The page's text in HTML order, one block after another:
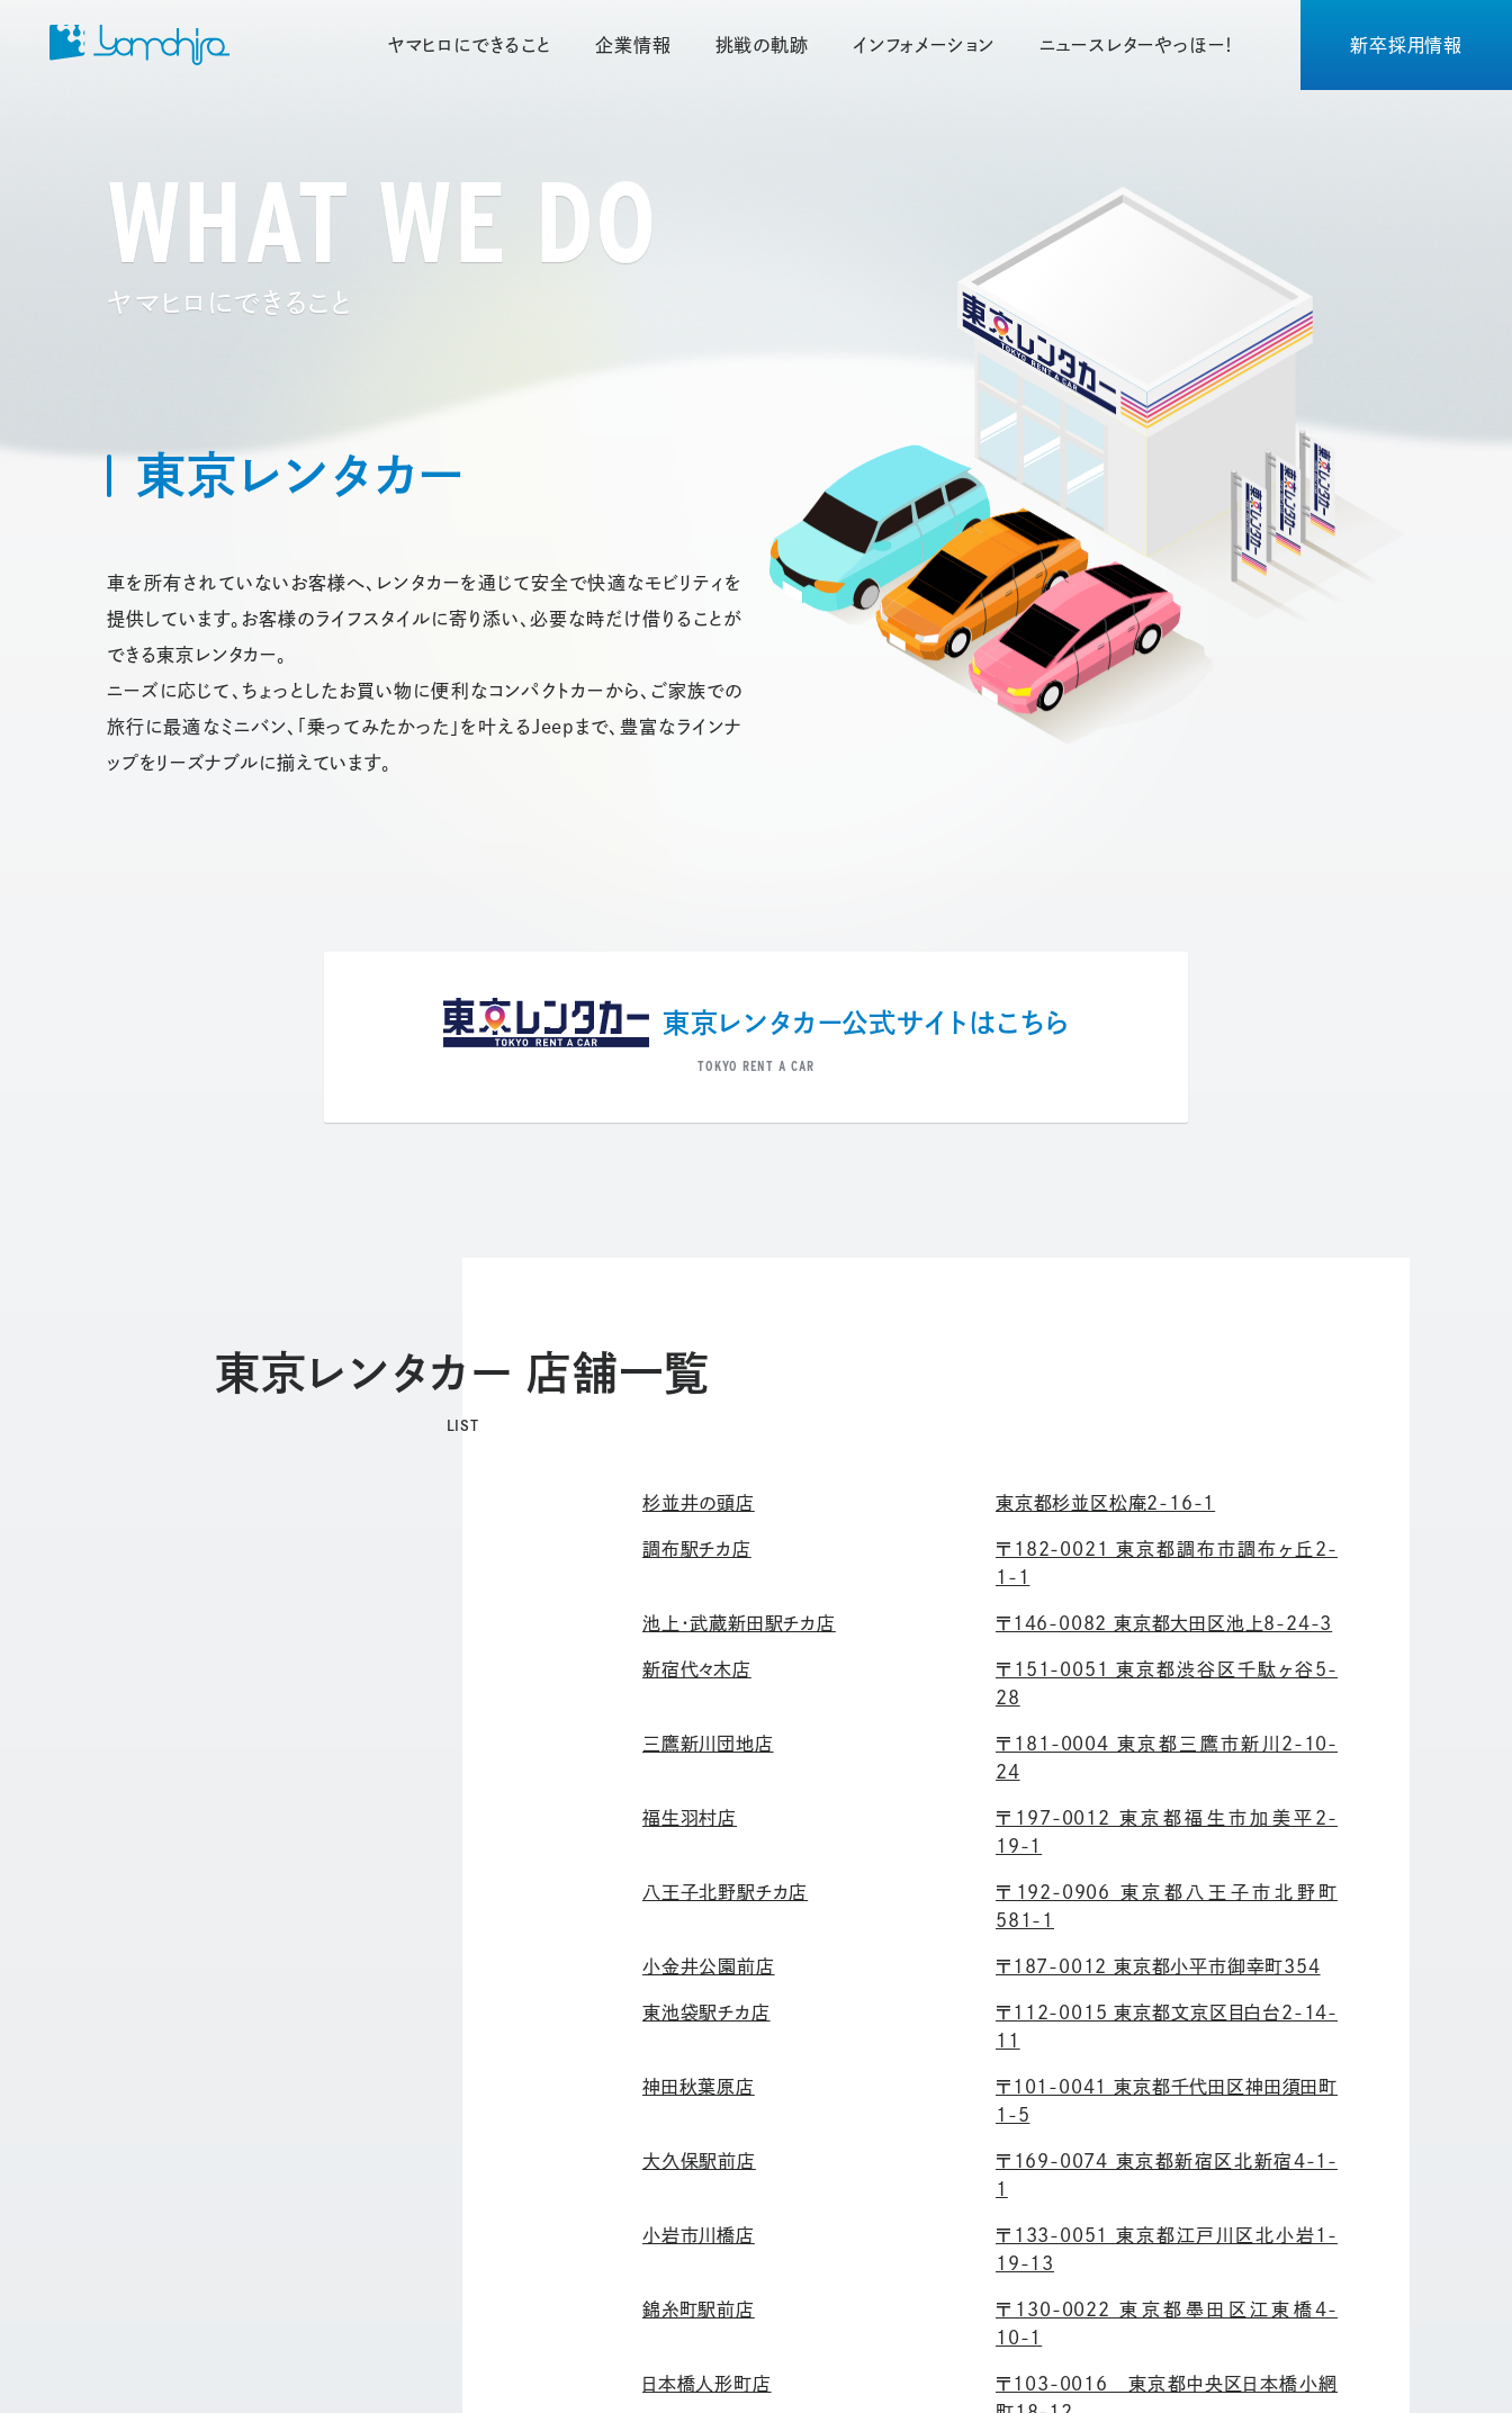
ヤマヒロにできること 企業情報 挑戦の軌跡 インフォメーション ニュースレターやっほー！ 新卒採用情報
WHAT WE DO
ヤマヒロにできること
東京レンタカー
車を所有されていないお客様へ、レンタカーを通じて安全で快適なモビリティを
提供しています。お客様のライフスタイルに寄り添い、必要な時だけ借りることが
できる東京レンタカー。
ニーズに応じて、ちょっとしたお買い物に便利なコンパクトカーから、ご家族での
旅行に最適なミニバン、「乗ってみたかった」を叶えるJeepまで、豊富なラインナ
ップをリーズナブルに揃えています。
東京レンタカー公式サイトはこちら
TOKYO RENT A CAR
東京レンタカー 店舗一覧
LIST
杉並井の頭店 東京都杉並区松庵2-16-1
調布駅チカ店
〒182-0021 東京都調布市調布ヶ丘2-
1-1
池上・武蔵新田駅チカ店 〒146-0082 東京都大田区池上8-24-3
新宿代々木店
〒151-0051 東京都渋谷区千駄ヶ谷5-
28
三鷹新川団地店
〒181-0004 東京都三鷹市新川2-10-
24
福生羽村店
〒197-0012 東京都福生市加美平2-
19-1
八王子北野駅チカ店
〒192-0906 東京都八王子市北野町
581-1
小金井公園前店 〒187-0012 東京都小平市御幸町354
東池袋駅チカ店
〒112-0015 東京都文京区目白台2-14-
11
神田秋葉原店
〒101-0041 東京都千代田区神田須田町
1-5
大久保駅前店
〒169-0074 東京都新宿区北新宿4-1-
1
小岩市川橋店
〒133-0051 東京都江戸川区北小岩1-
19-13
錦糸町駅前店
〒130-0022 東京都墨田区江東橋4-
10-1
日本橋人形町店
〒103-0016 東京都中央区日本橋小網